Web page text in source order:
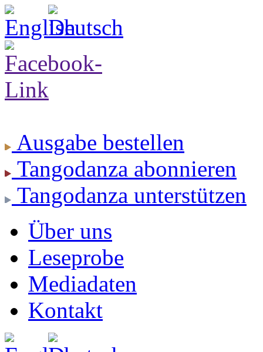
Ausgabe bestellen
Tangodanza abonnieren
Tangodanza unterstützen
Über uns
Leseprobe
Mediadaten
Kontakt